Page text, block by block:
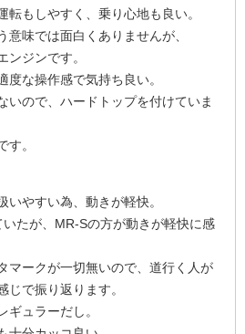
転もしやすく、乗り心地も良い。
意味では面白くありませんが、
ンジンです。
度な操作感で気持ち良い。
いので、ハードトップを付けていま
す。
やすい為、動きが軽快。
たが、MR-Sの方が動きが軽快に感
マークが一切無いので、道行く人が
じで振り返ります。
ギュラーだし。